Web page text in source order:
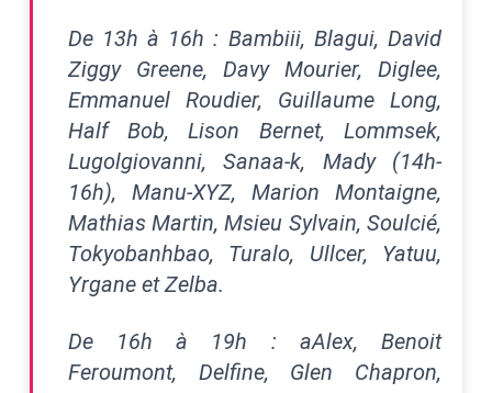
De 13h à 16h : Bambiii, Blagui, David
Ziggy Greene, Davy Mourier, Diglee,
Emmanuel Roudier, Guillaume Long,
Half Bob, Lison Bernet, Lommsek,
Lugolgiovanni, Sanaa-k, Mady (14h-
16h), Manu-XYZ, Marion Montaigne,
Mathias Martin, Msieu Sylvain, Soulcié,
Tokyobanhbao, Turalo, Ullcer, Yatuu,
Yrgane et Zelba.
De 16h à 19h : aAlex, Benoit
Feroumont, Delfine, Glen Chapron,